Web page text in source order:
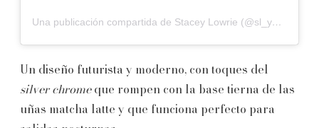
Una publicación compartida de Stacey Lowrie (@sl_yournailgal)
Un diseño futurista y moderno, con toques del
silver chromeque rompen con la base tierna de las
uñas matcha latte y que funciona perfecto para